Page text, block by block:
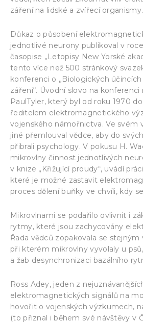
záření na lidské a zvířecí organismy.
Důkaz o působení
jednotlivé neurony publikoval v
časopise „Letopisy New Yorské
tento více než 500 stránkový
konferenci o „Biologických
záření“. Úvodní slovo na konferenci
PaulTyler, který byl od roku 1970
ředitelem elektromagnetického
vojenského námořnictva. Ve svém
jiné přemlouval vědce, aby do
přibrali psychology. V pokusu H.
mikrovlny činnost jednotlivých
v knize „Křižující proudy“, uvádí
které je možné zastavit
proces dělení buňky ve chvíli, kdy
Mikrovlnami se podařilo ovlivnit i
rytmy, které jsou zachycovány
Řada vědců zopakovala se
při kterém mikrovlny vyvolaly u
a žab desynchronizaci bazálního
Ross Adey, jeden z
elektromagnetických signálů na
hovořit o vojenských výzkumech,
(to přiznal i během své návštěvy v